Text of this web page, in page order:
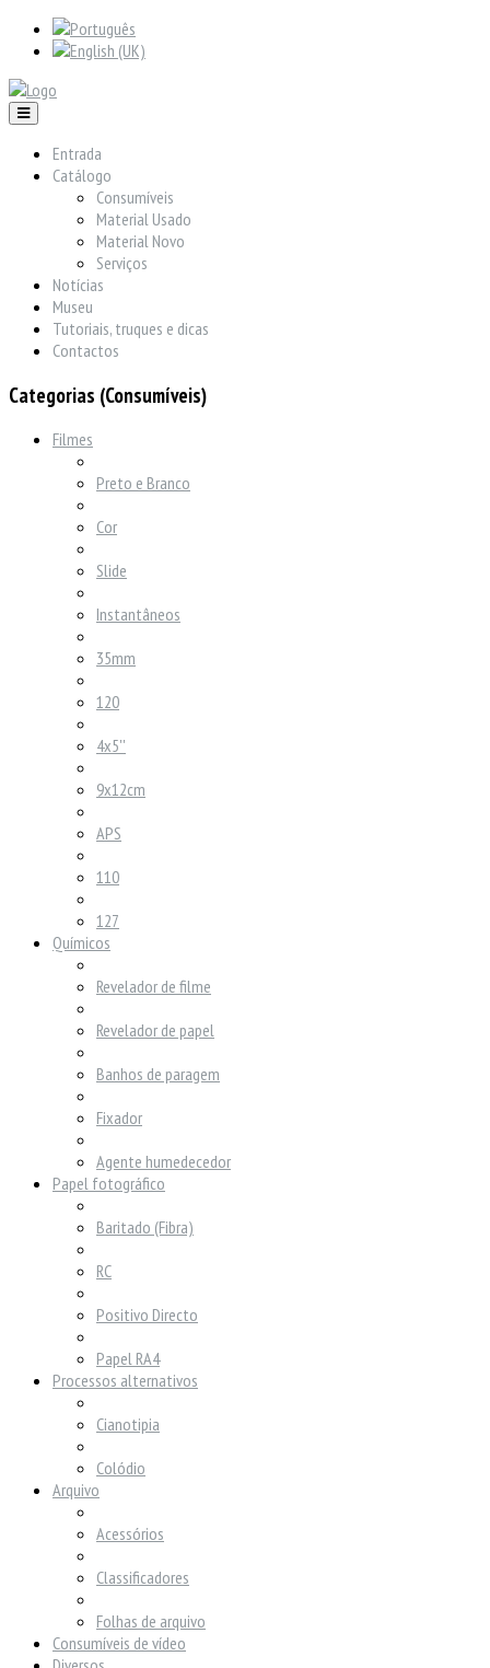
Entrada
Catálogo
Consumíveis
Material Usado
Material Novo
Serviços
Notícias
Museu
Tutoriais, truques e dicas
Contactos
Categorias (Consumíveis)
Filmes
Preto e Branco
Cor
Slide
Instantâneos
35mm
120
4x5''
9x12cm
APS
110
127
Químicos
Revelador de filme
Revelador de papel
Banhos de paragem
Fixador
Agente humedecedor
Papel fotográfico
Baritado (Fibra)
RC
Positivo Directo
Papel RA4
Processos alternativos
Cianotipia
Colódio
Arquivo
Acessórios
Classificadores
Folhas de arquivo
Consumíveis de vídeo